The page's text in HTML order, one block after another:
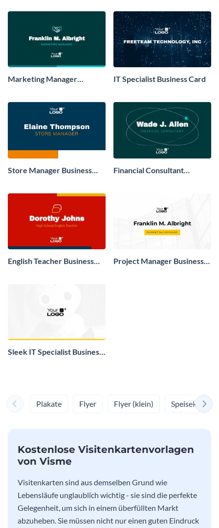
Marketing Manager
IT Specialist Business Card
Store Manager Business
Financial Consultant
English Teacher Business
Project Manager Business
Sleek IT Specialist Business
Plakate Flyer Flyer (klein) Speisekarten
Kostenlose Visitenkartenvorlagen
von Visme
Visitenkarten sind aus demselben Grund wie
Lebensläufe unglaublich wichtig - sie sind die perfekte
Gelegenheit, um sich in einem überfüllten Markt
abzuheben. Sie müssen nicht nur einen guten Eindruck